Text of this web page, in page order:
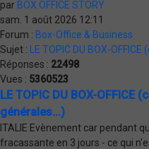
par BOX OFFICE STORY
sam. 1 août 2026 12:11
Forum : Box-Office & Business
Sujet :
LE TOPIC DU BOX-
Réponses : 22498
Vues : 5360523
LE TOPIC DU BOX-
générales...)
ITALIE Evènement car pendant
fracassante en 3 jours - ce qui